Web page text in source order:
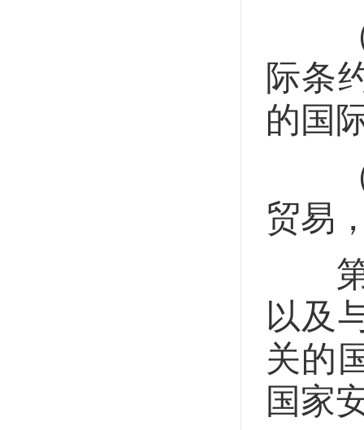
（
际条
的国
（
贸易
第
以及
关的
国家